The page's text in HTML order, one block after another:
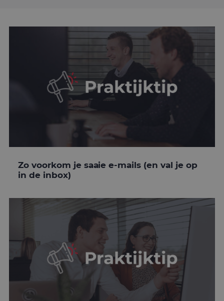
Zo voorkom je saaie e-mails (en val je op
in de inbox)